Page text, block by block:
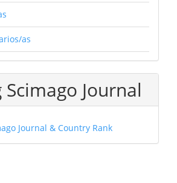
as
Scimago Journal